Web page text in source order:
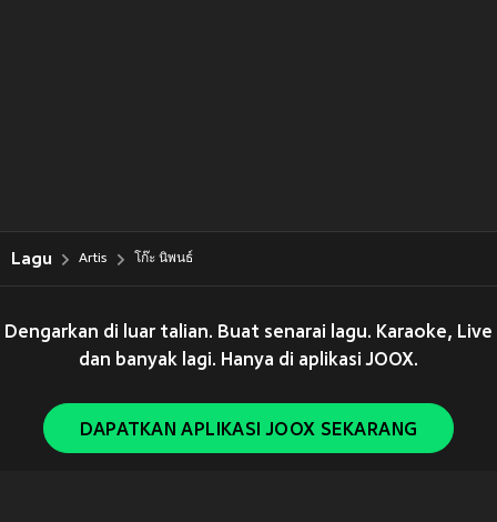
Lagu Artis โก๊ะ นิพนธ์
Dengarkan di luar talian. Buat senarai lagu. Karaoke, Live
dan banyak lagi. Hanya di aplikasi JOOX.
DAPATKAN APLIKASI JOOX SEKARANG